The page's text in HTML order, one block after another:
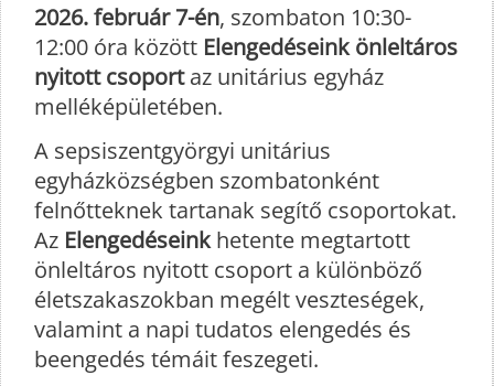
2026. február 7-én, szombaton 10:30-
12:00 óra között Elengedéseink önleltáros
nyitott csoportaz unitárius egyház
melléképületében.
A sepsiszentgyörgyi unitárius
egyházközségben szombatonként
felnőtteknek tartanak segítő csoportokat.
Az Elengedéseinkhetente megtartott
önleltáros nyitott csoport a különböző
életszakaszokban megélt veszteségek,
valamint a napi tudatos elengedés és
beengedés témáit feszegeti.